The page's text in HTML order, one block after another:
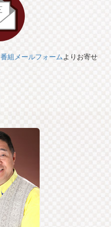
番組メールフォーム よりお寄せ